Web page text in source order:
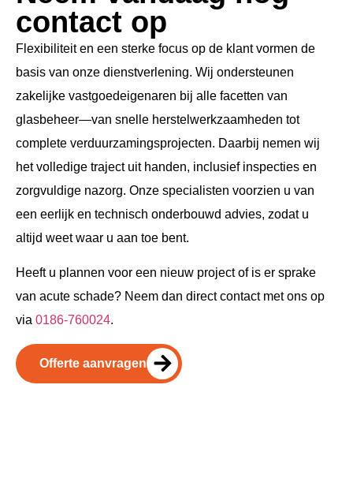
contact op
Flexibiliteit en een sterke focus op de klant vormen de
basis van onze dienstverlening. Wij ondersteunen
zakelijke vastgoedeigenaren bij alle facetten van
glasbeheer—van snelle herstelwerkzaamheden tot
complete verduurzamingsprojecten. Daarbij nemen wij
het volledige traject uit handen, inclusief inspecties en
zorgvuldige nazorg. Onze specialisten voorzien u van
een eerlijk en technisch onderbouwd advies, zodat u
altijd weet waar u aan toe bent.
Heeft u plannen voor een nieuw project of is er sprake
van acute schade? Neem dan direct contact met ons op
via 0186-760024.
Offerte aanvragen